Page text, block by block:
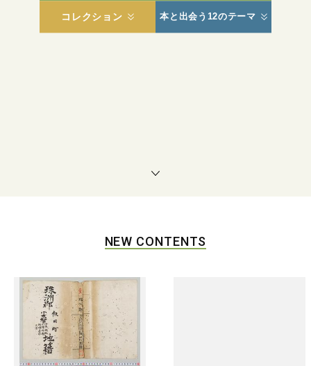
コレクション 本と出会う12のテーマ
NEW CONTENTS